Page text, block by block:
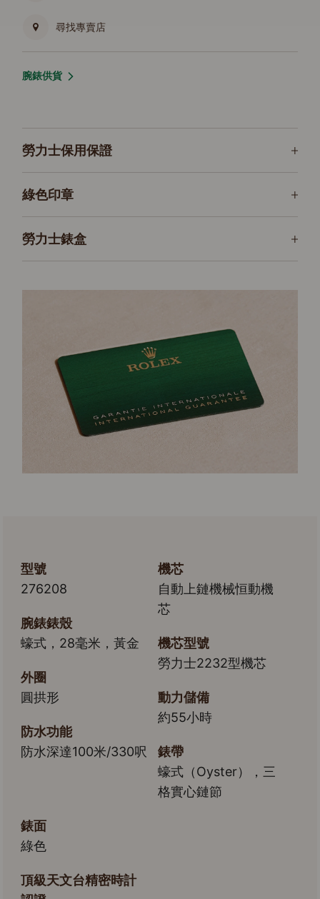
尋找專賣店
腕錶供貨
勞力士保用保證
綠色印章
勞力士錶盒
型號
276208
腕錶錶殼
蠔式，28毫米，黃金
外圈
圓拱形
防水功能
防水深達100米/330呎
機芯
自動上鏈機械恒動機
芯
機芯型號
勞力士2232型機芯
動力儲備
約55小時
錶帶
蠔式（Oyster），三
格實心鏈節
錶面
綠色
頂級天文台精密時計